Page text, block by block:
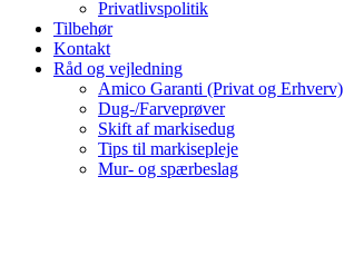
Privatlivspolitik
Tilbehør
Kontakt
Råd og vejledning
Amico Garanti (Privat og Erhverv)
Dug-/Farveprøver
Skift af markisedug
Tips til markisepleje
Mur- og spærbeslag